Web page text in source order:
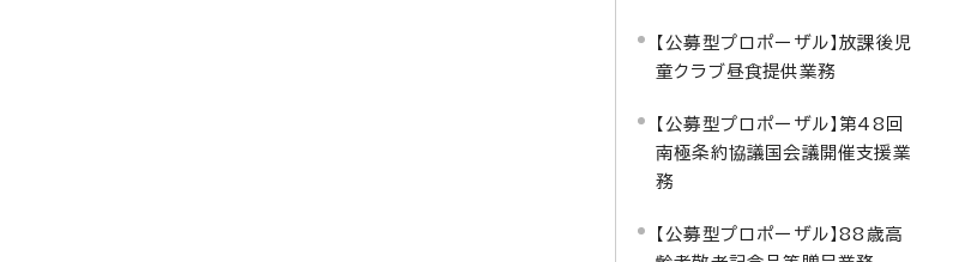
【公募型プロポーザル】放課後児
童クラブ昼食提供業務
【公募型プロポーザル】第48回
南極条約協議国会議開催支援業
務
【公募型プロポーザル】88歳高